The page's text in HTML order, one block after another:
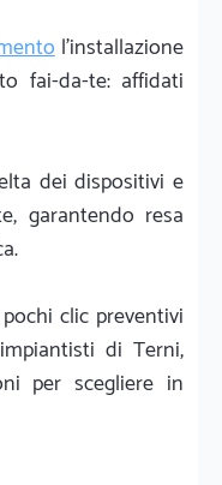
l'installazione
fai-da-te: affidati
dei dispositivi e
garantendo resa
clic preventivi
di Terni,
per scegliere in